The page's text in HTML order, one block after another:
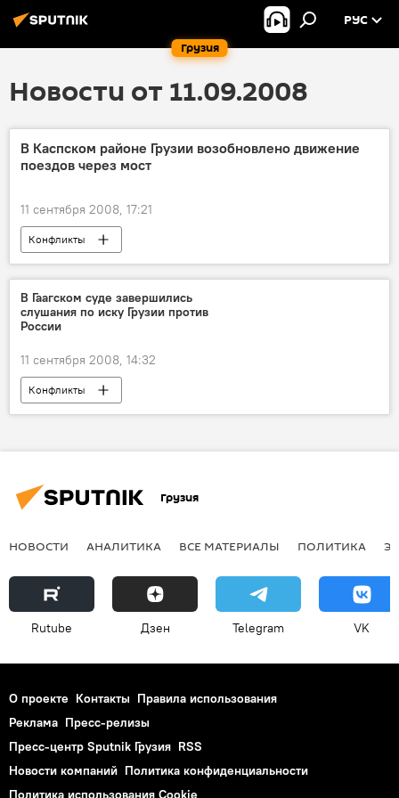
Грузия
РУС
Новости от 11.09.2008
В Каспском районе Грузии возобновлено движение
поездов через мост
11 сентября 2008, 17:21
Конфликты
В Гаагском суде завершились
слушания по иску Грузии против
России
11 сентября 2008, 14:32
Конфликты
Грузия
НОВОСТИ АНАЛИТИКА ВСЕ МАТЕРИАЛЫ ПОЛИТИКА
Rutube Дзен Telegram VK
О проекте Контакты Правила использования
Реклама Пресс-релизы
Пресс-центр Sputnik Грузия RSS
Новости компаний Политика конфиденциальности
Политика использования Cookie